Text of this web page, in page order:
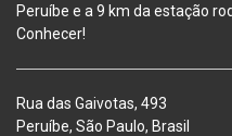
Peruíbe e a 9 km da estação
Conhecer!
Rua das Gaivotas, 493
Peruíbe, São Paulo, Brasil